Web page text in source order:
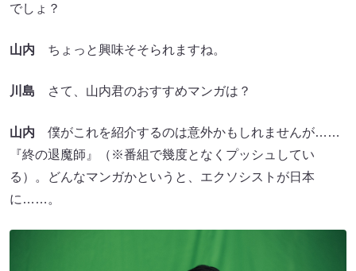
でしょ？
山内 ちょっと興味そそられますね。
川島 さて、山内君のおすすめマンガは？
山内 僕がこれを紹介するのは意外かもしれませんが……
『終の退魔師』（※番組で幾度となくプッシュしてい
る）。どんなマンガかというと、エクソシストが日本
に……。